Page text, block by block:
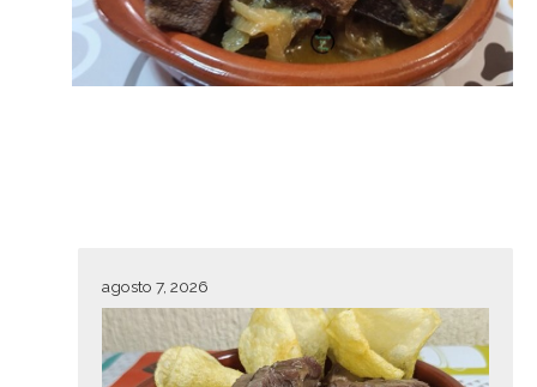
agosto 7, 2026